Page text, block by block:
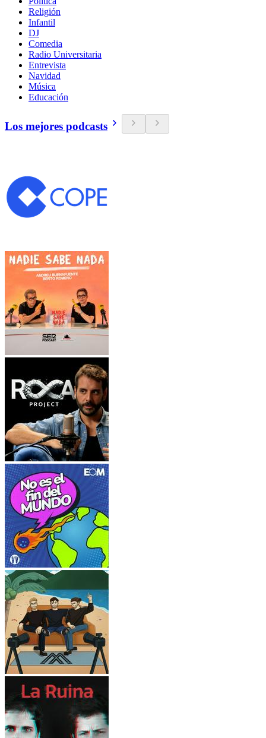
Religión
Infantil
DJ
Comedia
Radio Universitaria
Entrevista
Navidad
Música
Educación
Los mejores podcasts